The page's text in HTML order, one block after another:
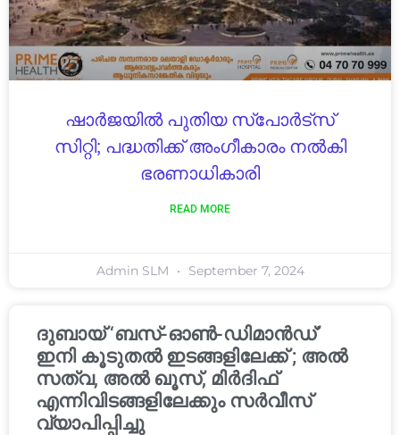
ഷാർജയിൽ പുതിയ സ്പോർട്സ്
സിറ്റി; പദ്ധതിക്ക് അംഗീകാരം നൽകി
ഭരണാധികാരി
READ MORE
Admin SLM September 7, 2024
ദുബായ് ‘ബസ്-ഓൺ-ഡിമാൻഡ്’
ഇനി കൂടുതൽ ഇടങ്ങളിലേക്ക് ; അൽ
സത്വ, അൽ ഖൂസ്, മിർദിഫ്
എന്നിവിടങ്ങളിലേക്കും സർവീസ്
വ്യാപിപ്പിച്ചു